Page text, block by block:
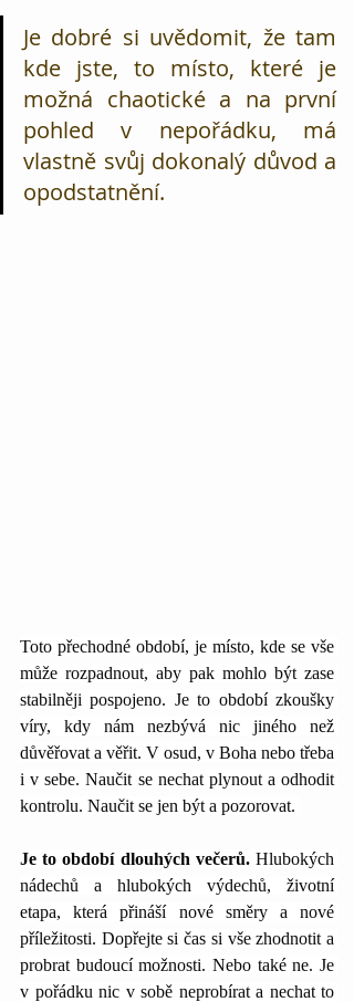
Je dobré si uvědomit, že tam
kde jste, to místo, které je
možná chaotické a na první
pohled v nepořádku, má
vlastně svůj dokonalý důvod a
opodstatnění.
Toto přechodné období, je místo, kde se vše
může rozpadnout, aby pak mohlo být zase
stabilněji pospojeno. Je to období zkoušky
víry, kdy nám nezbývá nic jiného než
důvěřovat a věřit. V osud, v Boha nebo třeba
i v sebe. Naučit se nechat plynout a odhodit
kontrolu. Naučit se jen být a pozorovat.
Je to období dlouhých večerů. Hlubokých
nádechů a hlubokých výdechů, životní
etapa, která přináší nové směry a nové
příležitosti. Dopřejte si čas si vše zhodnotit a
probrat budoucí možnosti. Nebo také ne. Je
v pořádku nic v sobě neprobírat a nechat to